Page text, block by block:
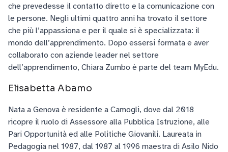
che prevedesse il contatto diretto e la comunicazione con
le persone. Negli ultimi quattro anni ha trovato il settore
che più l’appassiona e per il quale si è specializzata: il
mondo dell’apprendimento. Dopo essersi formata e aver
collaborato con aziende leader nel settore
dell’apprendimento, Chiara Zumbo è parte del team MyEdu.
Elisabetta Abamo
Nata a Genova è residente a Camogli, dove dal 2018
ricopre il ruolo di Assessore alla Pubblica Istruzione, alle
Pari Opportunità ed alle Politiche Giovanili. Laureata in
Pedagogia nel 1987, dal 1987 al 1996 maestra di Asilo Nido